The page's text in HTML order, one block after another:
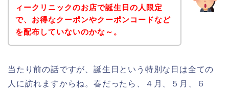
ィークリニックのお店で誕生日の人限定
で、お得なクーポンやクーポンコードなど
を配布していないのかな～。
当たり前の話ですが、誕生日という特別な日は全ての
人に訪れますからね。春だったら、４月、５月、６